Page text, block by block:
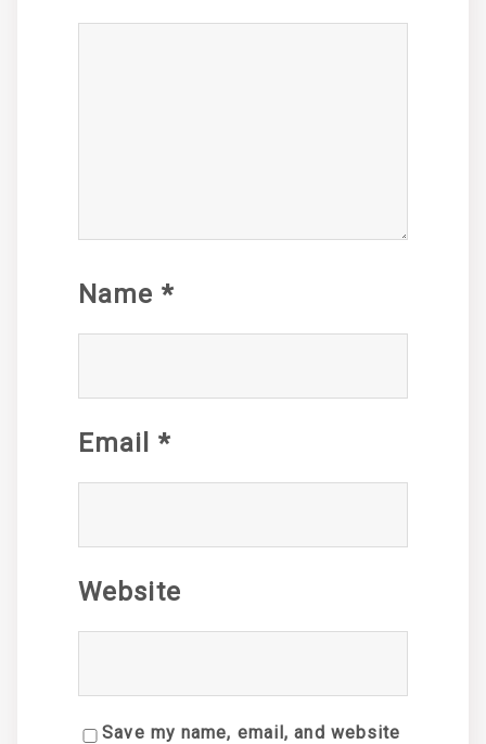
Name *
Email *
Website
Save my name, email, and website